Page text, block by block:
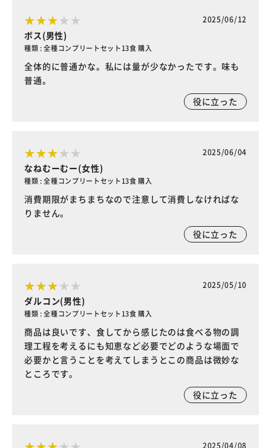
2025/06/12
ボス(男性)
種類 : 全種コンプリートセット13食 購入
全体的に普通かな。私には量が少なかったです。味も
普通。
役に立った
2025/06/04
なねむーむー(女性)
種類 : 全種コンプリートセット13食 購入
消費期限がまちまちなので注意して消費しなければな
りません。
役に立った
2025/05/10
ダルコン(男性)
種類 : 全種コンプリートセット13食 購入
商品は良いです、食してから感じたのは食べる物の調
理工程を考えるにも知恵など必要でどのような場面で
必要かと言うことを考えてしまうとこの商品は微妙な
ところです。
役に立った
2025/04/08